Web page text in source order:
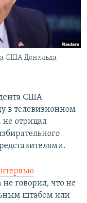
США Дональда
США
в телевизионном
не отрицал
говорил, что не
штабом или